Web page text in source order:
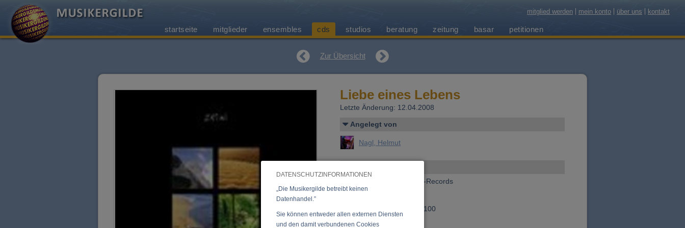
DATENSCHUTZINFORMATIONEN
„Die Musikergilde betreibt keinen
Datenhandel.”
Sie können entweder allen externen Diensten
und den damit verbundenen Cookies
mitglied werden mein konto über uns kontakt
startseite mitglieder ensembles cds studios beratung zeitung basar petitionen
Zur Übersicht
Liebe eines Lebens
Letzte Änderung: 12.04.2008
Angelegt von
Nagl, Helmut
Timchris-Records
Preis:15,00 €
3908-00100
»Anfrage zu dieser CD